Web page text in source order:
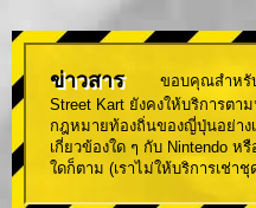
ข่าวสาร
ขอบคุณสำหรั
Street Kart ยังคงให้บริการตา
กฎหมายท้องถิ่นของญี่ปุ่นอย่าง
เกี่ยวข้องใด ๆ กับ Nintendo ห
ใดก็ตาม (เราไม่ให้บริการเช่า